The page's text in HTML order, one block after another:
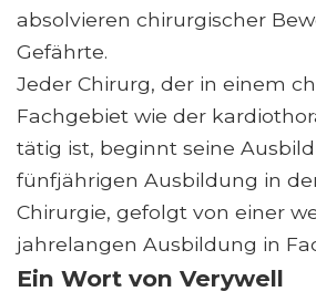
absolvieren chirurgischer
Gefährte.
Jeder Chirurg, der in einem
Fachgebiet wie der
tätig ist, beginnt seine
fünfjährigen Ausbildung in
Chirurgie, gefolgt von einer
jahrelangen Ausbildung in
Ein Wort von Verywell